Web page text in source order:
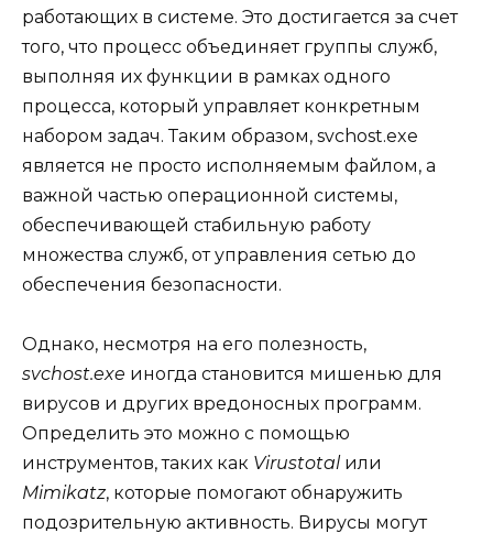
работающих в системе. Это достигается за счет
того, что процесс объединяет группы служб,
выполняя их функции в рамках одного
процесса, который управляет конкретным
набором задач. Таким образом, svchost.exe
является не просто исполняемым файлом, а
важной частью операционной системы,
обеспечивающей стабильную работу
множества служб, от управления сетью до
обеспечения безопасности.
Однако, несмотря на его полезность,
svchost.exe иногда становится мишенью для
вирусов и других вредоносных программ.
Определить это можно с помощью
инструментов, таких как Virustotal или
Mimikatz, которые помогают обнаружить
подозрительную активность. Вирусы могут